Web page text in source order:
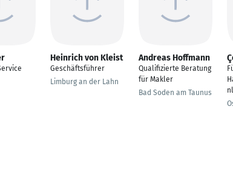
Heinrich von Kleist
Geschäftsführer
Limburg an der Lahn
Andreas Hoffmann
Qualifizierte Beratung
für Makler
Bad Soden am Taunus